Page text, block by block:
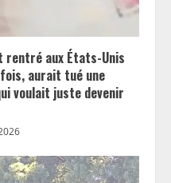
rentré aux États-Unis
aurait tué une
voulait juste devenir